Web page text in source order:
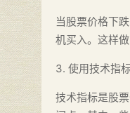
当股票价格下
机买入。这样
3. 使用技术指
技术指标是股